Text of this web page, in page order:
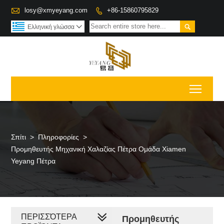
 losy@xmyeyang.com  +86-15860795829

Ελληνική γλώσσα 
Σπίτι > Πληροφορίες >
Προμηθευτής Μηχανική Χαλαζίας Πέτρα Ομάδα Xiamen
Yeyang Πέτρα
Προμηθευτής
ΠΕΡΙΣΣΌΤΕΡΑ